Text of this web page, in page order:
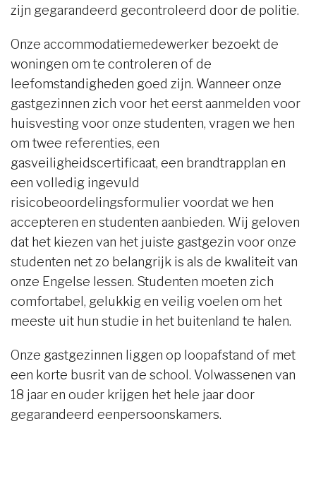
zijn gegarandeerd gecontroleerd door de politie.
Onze accommodatiemedewerker bezoekt de
woningen om te controleren of de
leefomstandigheden goed zijn. Wanneer onze
gastgezinnen zich voor het eerst aanmelden voor
huisvesting voor onze studenten, vragen we hen
om twee referenties, een
gasveiligheidscertificaat, een brandtrapplan en
een volledig ingevuld
risicobeoordelingsformulier voordat we hen
accepteren en studenten aanbieden. Wij geloven
dat het kiezen van het juiste gastgezin voor onze
studenten net zo belangrijk is als de kwaliteit van
onze Engelse lessen. Studenten moeten zich
comfortabel, gelukkig en veilig voelen om het
meeste uit hun studie in het buitenland te halen.
Onze gastgezinnen liggen op loopafstand of met
een korte busrit van de school. Volwassenen van
18 jaar en ouder krijgen het hele jaar door
gegarandeerd eenpersoonskamers.